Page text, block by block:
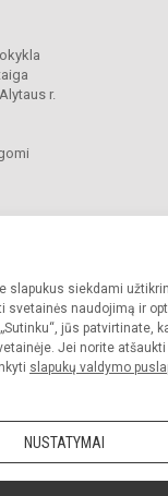
slapukus siekdami
svetainės naudojimą ir
jūs patvirtinate,
Jei norite
slapukų valdymo
NUSTATYMAI
r.
ir sporto mokykla. Visos
mokyklos sutikimo
paraiška Slapukų